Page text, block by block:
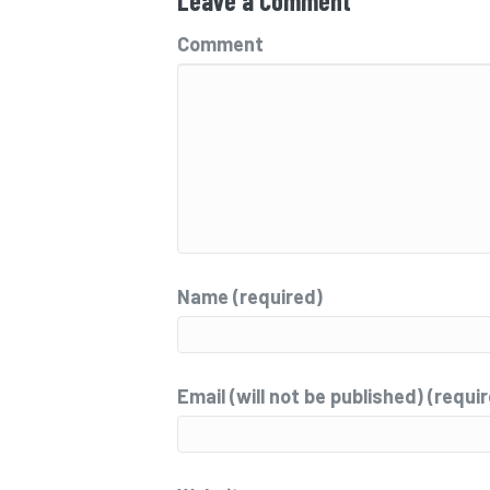
Comment
Name (required)
Email (will not be published)